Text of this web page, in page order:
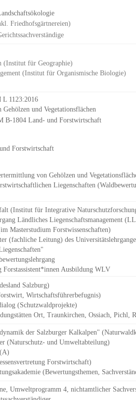
Friedhofsgärtnereien)
(Institut für Geographie)
(Institut für Organismische Biologie)
L 1123:2016
und Vegetationsflächen
B-1804 Land- und Forstwirtschaft
Forstwirtschaft
von Gehölzen und
Liegenschaften
(Institut für Integrative
Ländliches Liegenschaftsmanagement
Masterstudium Forstwissenschaften)
(fachliche Leitung) des
Ausbildung WLV
Salzburg)
Wirtschaftsführerbefugnis)
(Schutzwaldprojekte)
Ort, Traunkirchen, Ossiach, Pichl,
der Salzburger Kalkalpen" (Naturwald
(Naturschutz- und Umweltabteilung)
Forstwirtschaft)
(Bewertungsthemen ,
Umweltprogramm 4, nichtamtlicher